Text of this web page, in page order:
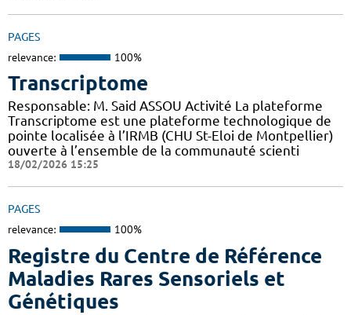
PAGES
relevance: 100%
Transcriptome
Responsable: M. Said ASSOU Activité La plateforme
Transcriptome est une plateforme technologique de
pointe localisée à l’IRMB (CHU St-Eloi de Montpellier)
ouverte à l’ensemble de la communauté scienti
18/02/2026 15:25
PAGES
relevance: 100%
Registre du Centre de Référence
Maladies Rares Sensoriels et
Génétiques